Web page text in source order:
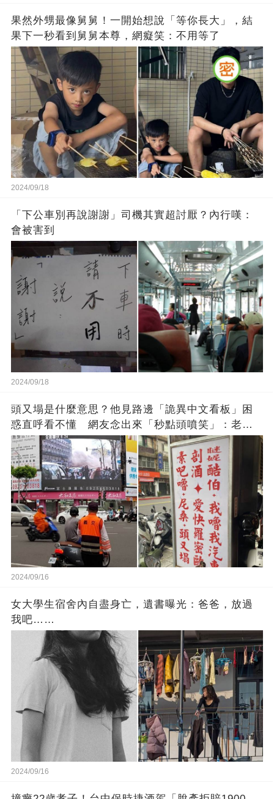
果然外甥最像舅舅！一開始想說「等你長大」，結
果下一秒看到舅舅本尊，網癡笑：不用等了
2024/09/18
「下公車別再說謝謝」司機其實超討厭？內行嘆：
會被害到
2024/09/18
頭又塌是什麼意思？他見路邊「詭異中文看板」困
惑直呼看不懂 網友念出來「秒點頭噴笑」：老一
輩的智慧
2024/09/16
女大學生宿舍內自盡身亡，遺書曝光：爸爸，放過
我吧……
2024/09/16